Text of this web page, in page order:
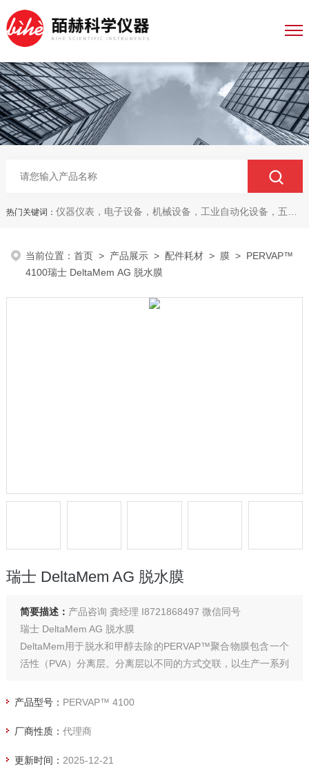
热门关键词： 仪器仪表，电子设备，机械设备，工业自动化设备，五金产品，电线电缆，金属材料，电子
当前位置：首页 > 产品展示 >配件耗材 > 膜 > PERVAP™
4100瑞士 DeltaMem AG 脱水膜
瑞士 DeltaMem AG 脱水膜
简要描述： 产品咨询 龚经理 I8721868497 微信同号
瑞士 DeltaMem AG 脱水膜
DeltaMem用于脱水和甲醇去除的PERVAP™聚合物膜包含一个
活性（PVA）分离层。分离层以不同的方式交联，以生产一系列
产品型号： PERVAP™ 4100
厂商性质： 代理商
更新时间： 2025-12-21